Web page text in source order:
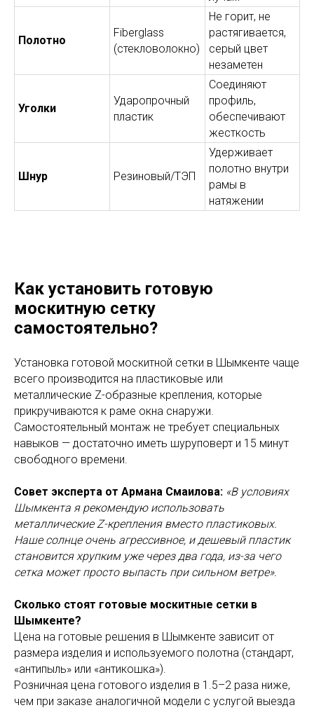
Полотно
Fiberglass
(стекловолокно)
Не горит, не
растягивается,
серый цвет
незаметен
Уголки
Ударопрочный
пластик
Соединяют
профиль,
обеспечивают
жесткость
Шнур Резиновый/ТЭП
Удерживает
полотно внутри
рамы в
натяжении
Как установить готовую
москитную сетку
самостоятельно?
Установка готовой москитной сетки в Шымкенте чаще
всего производится на пластиковые или
металлические Z-образные крепления, которые
прикручиваются к раме окна снаружи.
Самостоятельный монтаж не требует специальных
навыков — достаточно иметь шуруповерт и 15 минут
свободного времени.
Совет эксперта от Армана Смаилова: «В условиях
Шымкента я рекомендую использовать
металлические Z-крепления вместо пластиковых.
Наше солнце очень агрессивное, и дешевый пластик
становится хрупким уже через два года, из-за чего
сетка может просто выпасть при сильном ветре».
Сколько стоят готовые москитные сетки в
Шымкенте?
Цена на готовые решения в Шымкенте зависит от
размера изделия и используемого полотна (стандарт,
«антипыль» или «антикошка»).
Розничная цена готового изделия в 1.5–2 раза ниже,
чем при заказе аналогичной модели с услугой выезда